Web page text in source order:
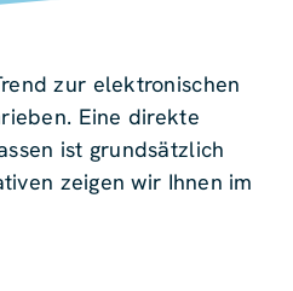
zur elektronischen
Eine direkte
ist grundsätzlich
zeigen wir Ihnen im